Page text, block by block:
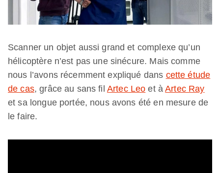
Scanner un objet aussi grand et complexe qu’un
hélicoptère n’est pas une sinécure. Mais comme
nous l’avons récemment expliqué dans cette étude
de cas, grâce au sans fil Artec Leo et àArtec Ray
et sa longue portée, nous avons été en mesure de
le faire.